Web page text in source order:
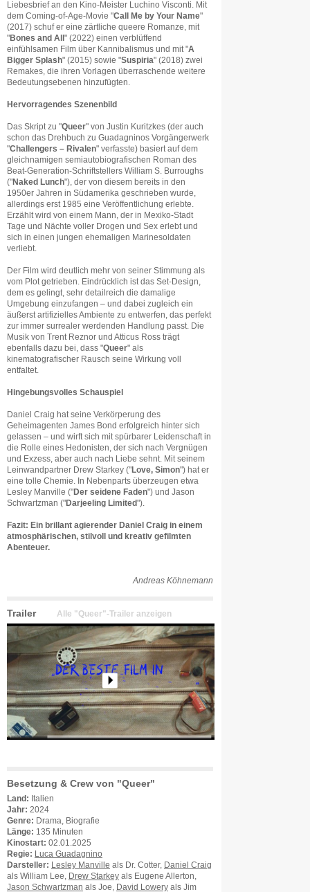
Liebesbrief an den Kino-Meister Luchino Visconti. Mit
dem Coming-of-Age-Movie "Call Me by Your Name"
(2017) schuf er eine zärtliche queere Romanze, mit
"Bones and All " (2022) einen verblüffend
einfühlsamen Film über Kannibalismus und mit "A
Bigger Splash" (2015) sowie "Suspiria" (2018) zwei
Remakes, die ihren Vorlagen überraschende weitere
Bedeutungsebenen hinzufügten.
Hervorragendes Szenenbild
Das Skript zu "Queer" von Justin Kuritzkes (der auch
schon das Drehbuch zu Guadagninos Vorgängerwerk
"Challengers – Rivalen" verfasste) basiert auf dem
gleichnamigen semiautobiografischen Roman des
Beat-Generation-Schriftstellers William S. Burroughs
("Naked Lunch"), der von diesem bereits in den
1950er Jahren in Südamerika geschrieben wurde,
allerdings erst 1985 eine Veröffentlichung erlebte.
Erzählt wird von einem Mann, der in Mexiko-Stadt
Tage und Nächte voller Drogen und Sex erlebt und
sich in einen jungen ehemaligen Marinesoldaten
verliebt.
Der Film wird deutlich mehr von seiner Stimmung als
vom Plot getrieben. Eindrücklich ist das Set-Design,
dem es gelingt, sehr detailreich die damalige
Umgebung einzufangen – und dabei zugleich ein
äußerst artifizielles Ambiente zu entwerfen, das perfekt
zur immer surrealer werdenden Handlung passt. Die
Musik von Trent Reznor und Atticus Ross trägt
ebenfalls dazu bei, dass "Queer" als
kinematografischer Rausch seine Wirkung voll
entfaltet.
Hingebungsvolles Schauspiel
Daniel Craig hat seine Verkörperung des
Geheimagenten James Bond erfolgreich hinter sich
gelassen – und wirft sich mit spürbarer Leidenschaft in
die Rolle eines Hedonisten, der sich nach Vergnügen
und Exzess, aber auch nach Liebe sehnt. Mit seinem
Leinwandpartner Drew Starkey ("Love, Simon") hat er
eine tolle Chemie. In Nebenparts überzeugen etwa
Lesley Manville ("Der seidene Faden") und Jason
Schwartzman ("Darjeeling Limited").
Fazit: Ein brillant agierender Daniel Craig in einem
atmosphärischen, stilvoll und kreativ gefilmten
Abenteuer.
Andreas Köhnemann
Trailer Alle "Queer"-Trailer anzeigen
Besetzung & Crew von "Queer"
Land: Italien
Jahr: 2024
Genre: Drama, Biografie
Länge: 135 Minuten
Kinostart: 02.01.2025
Regie:
Luca Guadagnino
Darsteller:
Lesley Manville als Dr. Cotter, Daniel Craig
als William Lee,
Drew Starkey als Eugene Allerton,
Jason Schwartzman als Joe, David Lowery als Jim